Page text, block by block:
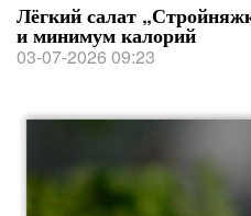
Лёгкий салат
и минимум калорий
03-07-2026 09:23